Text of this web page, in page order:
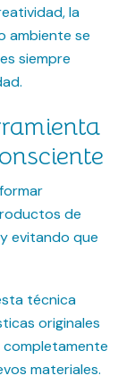
la
ambiente se
siempre
de
evitando que
técnica
originales
completamente
materiales.